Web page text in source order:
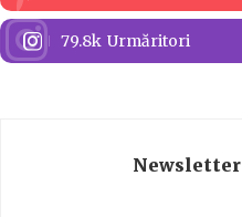
79.8k Urmăritori
Newsletter